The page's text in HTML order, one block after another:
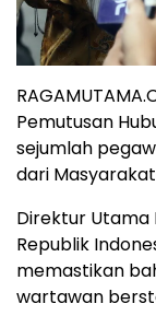
Pemutusan
sejumlah
dari
Direktur Utama
Republik
memastikan
wartawan